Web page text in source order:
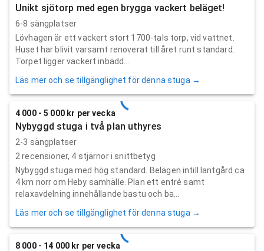
Unikt sjötorp med egen brygga vackert beläget!
6-8 sängplatser
Lövhagen är ett vackert stort 1700-tals torp, vid vattnet.
Huset har blivit varsamt renoverat till året runt standard.
Torpet ligger vackert inbädd...
Läs mer och se tillgänglighet för denna stuga →
4 000 - 5 000 kr per vecka
Nybyggd stuga i två plan uthyres
2-3 sängplatser
2 recensioner, 4 stjärnor i snittbetyg
Nybyggd stuga med hög standard. Belägen intill lantgård ca
4 km norr om Heby samhälle. Plan ett entré samt
relaxavdelning innehållande bastu och ba...
Läs mer och se tillgänglighet för denna stuga →
8 000 - 14 000 kr per vecka